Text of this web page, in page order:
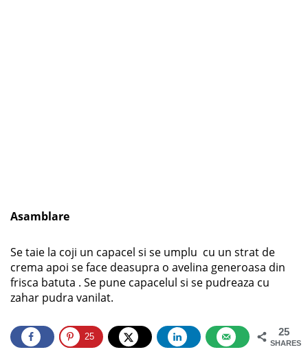
Asamblare
Se taie la coji un capacel si se umplu cu un strat de
crema apoi se face deasupra o avelina generoasa din
frisca batuta . Se pune capacelul si se pudreaza cu
zahar pudra vanilat.
25
SHARES
25